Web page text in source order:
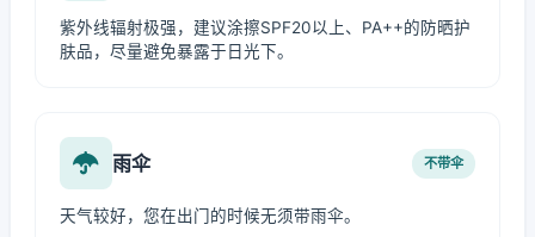
紫外线辐射极强，建议涂擦SPF20以上、PA++的防晒护
肤品，尽量避免暴露于日光下。
雨伞 不带伞
天气较好，您在出门的时候无须带雨伞。